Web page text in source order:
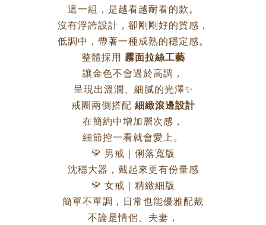
這一組，是越看越耐看的款。
沒有浮誇設計，卻剛剛好的質感，
低調中，帶著一種成熟的穩定感。
整體採用 霧面拉絲工藝
讓金色不會過於高調，
呈現出溫潤、細膩的光澤✨
戒圈兩側搭配 細緻滾邊設計
在簡約中增加層次感，
細節控一看就會愛上。
💛 男戒｜俐落寬版
沈穩大器，戴起來更有份量感
💛 女戒｜精緻細版
簡單不單調，日常也能優雅配戴
不論是情侶、夫妻，